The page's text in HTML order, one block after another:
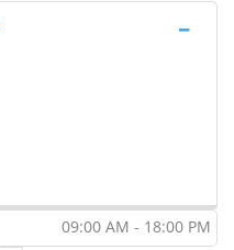
09:00 AM - 18:00 PM